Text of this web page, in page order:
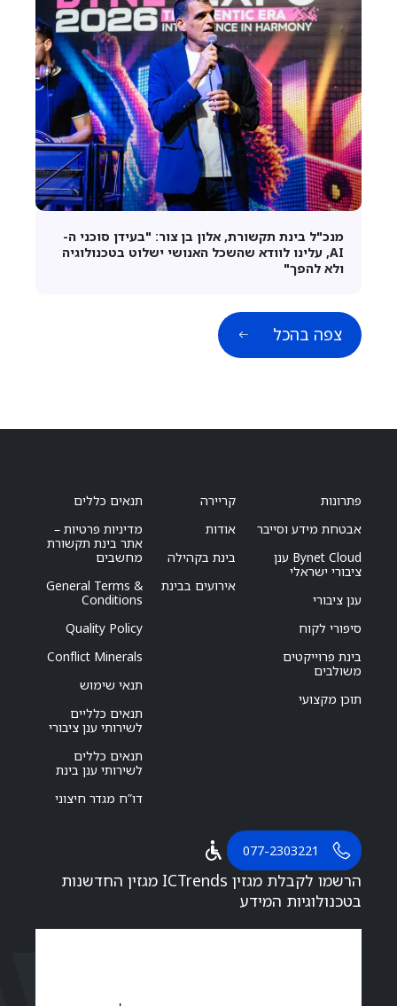
מנכ"ל בינת תקשורת, אלון בן צור: "בעידן סוכני ה-
AI, עלינו לוודא שהשכל האנושי ישלוט בטכנולוגיה
ולא להפך"
צפה בהכל
פתרונות
אבטחת מידע וסייבר
Bynet Cloud ענן
ציבורי ישראלי
ענן ציבורי
סיפורי לקוח
בינת פרוייקטים
משולבים
תוכן מקצועי
קריירה
אודות
בינת בקהילה
אירועים בבינת
תנאים כללים
מדיניות פרטיות –
אתר בינת תקשורת
מחשבים
General Terms &
Conditions
Quality Policy
Conflict Minerals
תנאי שימוש
תנאים כלליים
לשירותי ענן ציבורי
תנאים כללים
לשירותי ענן בינת
דו”ח מגדר חיצוני
077-2303221
הרשמו לקבלת מגזין ICTrends מגזין החדשנות
בטכנולוגיות המידע